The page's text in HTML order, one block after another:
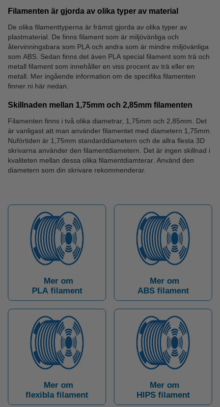
Filamenten är gjorda av olika typer av material
De olika filamenttyperna är främst gjorda av olika typer av
plastmaterial. De finns filament som är miljövänliga och
återvinningsbara som PLA och andra som är mindre miljövänliga
som ABS. Sedan finns det även PLA special filament som trä och
metall filament som innehåller en viss procent av trä eller en
metall. Mer ingående information om de specifika filamenten
finner ni här nedan.
Skillnaden mellan 1,75mm och 2,85mm filamenten
Filamenten finns i två olika diametrar, 1,75mm och 2,85mm. Det
är vanligast att man använder filamentet med diametern 1,75mm.
Nuförtiden är 1,75mm standarddiametern och de allra flesta 3D
skrivarna använder den filamentdiametern. Det är ingen skillnad i
kvaliteten mellan dessa olika filamentdiamterar. Använd den
diametern som din skrivare rekommenderar.
Mer om
PLA filament
Mer om
ABS filament
Mer om
flexibla filament
Mer om
HIPS filament